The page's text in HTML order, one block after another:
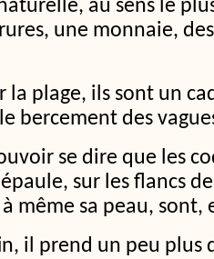
au sens le
une monnaie,
la plage, ils sont un
bercement des
se dire que les
sur les flancs
même sa peau, sont,
il prend un peu plus